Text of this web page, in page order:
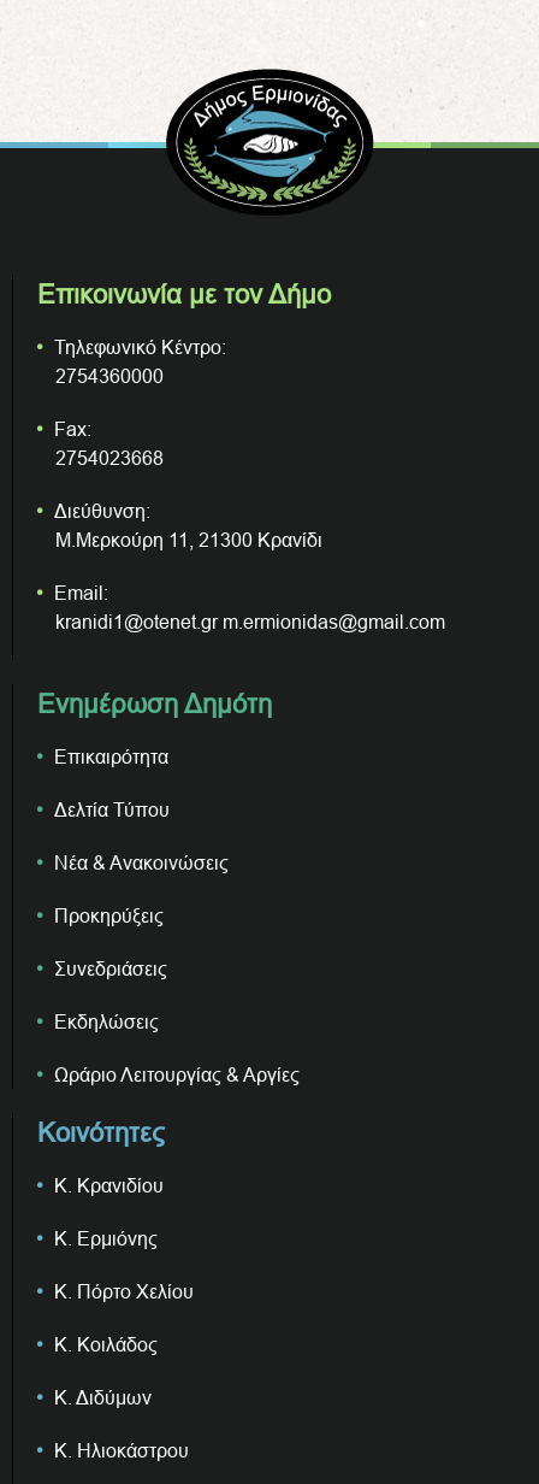
Επικοινωνία με τον Δήμο
Τηλεφωνικό Κέντρο:
2754360000
Fax:
2754023668
Διεύθυνση:
Μ.Μερκούρη 11, 21300 Κρανίδι
Email:
kranidi1@otenet.gr m.ermionidas@gmail.com
Ενημέρωση Δημότη
Επικαιρότητα
Δελτία Τύπου
Νέα & Ανακοινώσεις
Προκηρύξεις
Συνεδριάσεις
Εκδηλώσεις
Ωράριο Λειτουργίας & Αργίες
Κοινότητες
Κ. Κρανιδίου
Κ. Ερμιόνης
Κ. Πόρτο Χελίου
Κ. Κοιλάδος
Κ. Διδύμων
Κ. Ηλιοκάστρου